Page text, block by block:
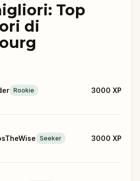
Top
di
Rookie 3000 XP
Seeker 3000 XP